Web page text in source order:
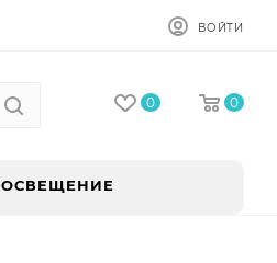
ВОЙТИ
0 0
ОСВЕЩЕНИЕ